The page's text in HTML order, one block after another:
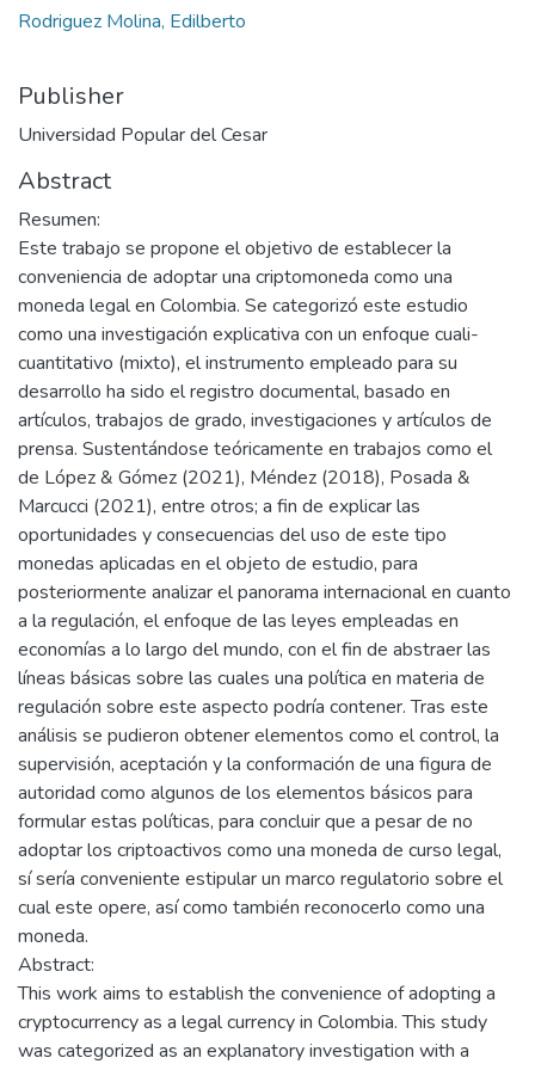
Rodriguez Molina, Edilberto
Publisher
Universidad Popular del Cesar
Abstract
Resumen:
Este trabajo se propone el objetivo de establecer la
conveniencia de adoptar una criptomoneda como una
moneda legal en Colombia. Se categorizó este estudio
como una investigación explicativa con un enfoque cuali-
cuantitativo (mixto), el instrumento empleado para su
desarrollo ha sido el registro documental, basado en
artículos, trabajos de grado, investigaciones y artículos de
prensa. Sustentándose teóricamente en trabajos como el
de López & Gómez (2021), Méndez (2018), Posada &
Marcucci (2021), entre otros; a fin de explicar las
oportunidades y consecuencias del uso de este tipo
monedas aplicadas en el objeto de estudio, para
posteriormente analizar el panorama internacional en cuanto
a la regulación, el enfoque de las leyes empleadas en
economías a lo largo del mundo, con el fin de abstraer las
líneas básicas sobre las cuales una política en materia de
regulación sobre este aspecto podría contener. Tras este
análisis se pudieron obtener elementos como el control, la
supervisión, aceptación y la conformación de una figura de
autoridad como algunos de los elementos básicos para
formular estas políticas, para concluir que a pesar de no
adoptar los criptoactivos como una moneda de curso legal,
sí sería conveniente estipular un marco regulatorio sobre el
cual este opere, así como también reconocerlo como una
moneda.
Abstract:
This work aims to establish the convenience of adopting a
cryptocurrency as a legal currency in Colombia. This study
was categorized as an explanatory investigation with a